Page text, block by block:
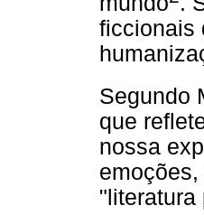
ficcionais
Segundo
que
nossa
"literatura